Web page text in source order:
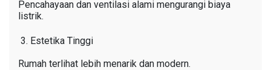
Pencahayaan dan ventilasi alami mengurangi biaya
listrik.
Estetika Tinggi
Rumah terlihat lebih menarik dan modern.